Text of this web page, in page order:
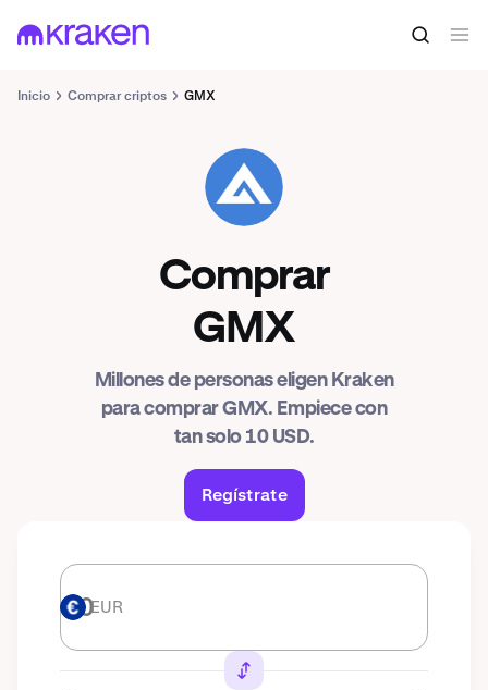
Inicio Comprar criptos GMX
GMX
Comprar
GMX
Millones de personas eligen Kraken
para comprar GMX. Empiece con
tan solo 10 USD.
Regístrate
EUR EUR